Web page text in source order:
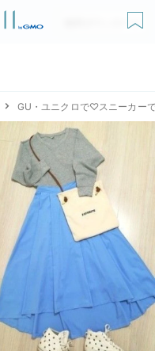
無料ダウンロード
GU・ユニクロで♡スニーカー